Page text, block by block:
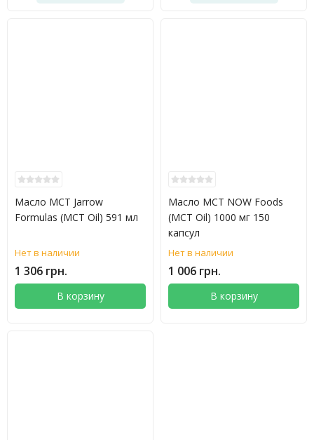
Масло МСТ Jarrow
Formulas (MCT Oil) 591 мл
Нет в наличии
1 306 грн.
В корзину
Масло МСТ NOW Foods
(MCT Oil) 1000 мг 150
капсул
Нет в наличии
1 006 грн.
В корзину